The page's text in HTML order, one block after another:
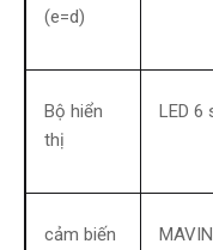
(e=d)
Bộ hiển
thị
LED 6
cảm biến